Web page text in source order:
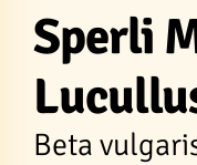
Sperli
Beta